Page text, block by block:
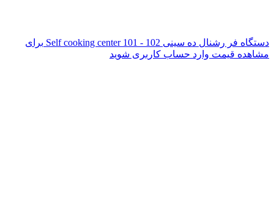
دستگاه فر رشنال ده سینی Self cooking center 101 - 102
برای
مشاهده قیمت وارد حساب کاربری شوید